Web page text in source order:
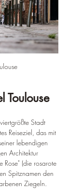
Toulouse
Stadt
Reiseziel, das mit
lebendigen
Architektur
Rose" (die rosarote
Spitznamen den
Ziegeln.